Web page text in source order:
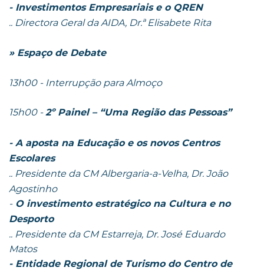
- Investimentos Empresariais e o QREN
.. Directora Geral da AIDA, Dr.ª Elisabete Rita
» Espaço de Debate
13h00 - Interrupção para Almoço
15h00 - 2º Painel – “Uma Região das Pessoas”
- A aposta na Educação e os novos Centros
Escolares
.. Presidente da CM Albergaria-a-Velha, Dr. João
Agostinho
-O investimento estratégico na Cultura e no
Desporto
.. Presidente da CM Estarreja, Dr. José Eduardo
Matos
- Entidade Regional de Turismo do Centro de